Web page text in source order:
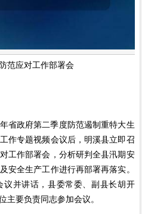
范应对工作部署会
政府第二季度防范遏制重特大生
作专题视频会议后，明溪县立即召
工作部署会，分析研判全县汛期安
安全生产工作进行再部署再落实。
并讲话，县委常委、副县长胡开
主要负责同志参加会议。